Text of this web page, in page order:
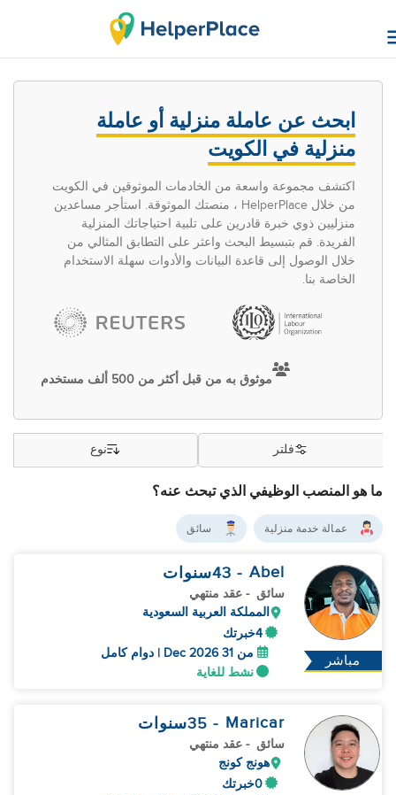
ابحث عن عاملة منزلية أو عاملة
منزلية في الكويت
اكتشف مجموعة واسعة من الخادمات الموثوقين في الكويت
من خلال HelperPlace ، منصتك الموثوقة. استأجر مساعدين
منزليين ذوي خبرة قادرين على تلبية احتياجاتك المنزلية
الفريدة. قم بتبسيط البحث واعثر على التطابق المثالي من
خلال الوصول إلى قاعدة البيانات والأدوات سهلة الاستخدام
الخاصة بنا.
موثوق به من قبل أكثر من 500 ألف مستخدم
ما هو المنصب الوظيفي الذي تبحث عنه؟
فلتر نوع
عمالة خدمة منزلية سائق
مباشر
Abel
- 43 سنوات
سائق - عقد منتهي
المملكة العربية السعودية
4خبرتك
من 31 Dec 2026 | دوام كامل
نشط للغاية
Maricar
- 35 سنوات
سائق - عقد منتهي
هونج كونج
0خبرتك